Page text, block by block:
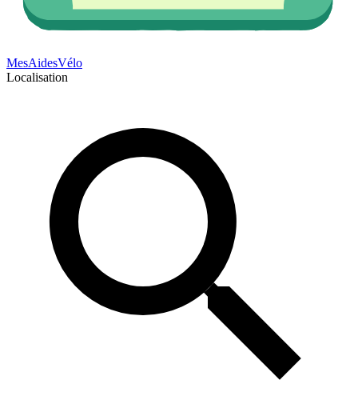
MesAidesVélo
Localisation